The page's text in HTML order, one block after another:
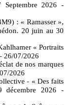
2026
-
: « Ramasser »,
20 juin au 30
« Portraits
- 26/07/2026
de nos marques
2026
- « Des faits
2026
-